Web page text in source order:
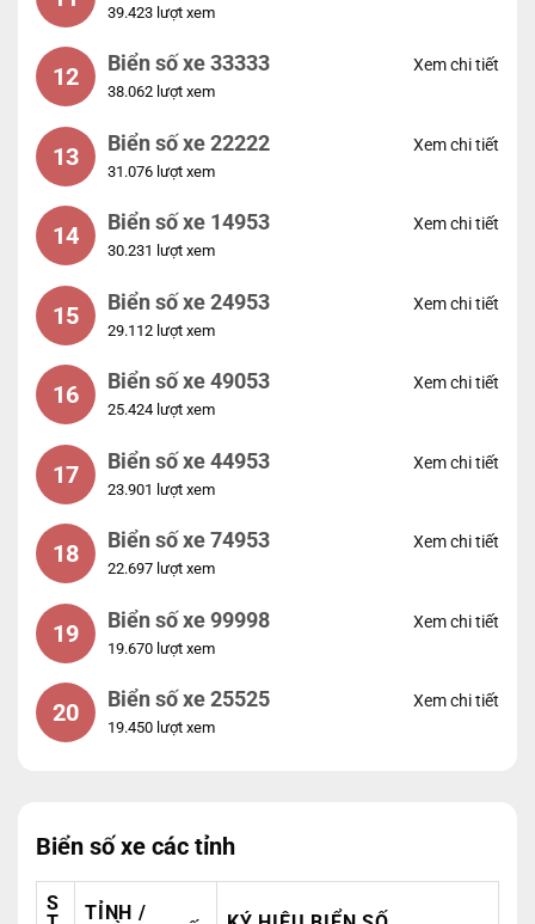
39.423 lượt xem
12 Biển số xe 33333
38.062 lượt xem
Xem chi tiết
13 Biển số xe 22222
31.076 lượt xem
Xem chi tiết
14 Biển số xe 14953
30.231 lượt xem
Xem chi tiết
15 Biển số xe 24953
29.112 lượt xem
Xem chi tiết
16 Biển số xe 49053
25.424 lượt xem
Xem chi tiết
17 Biển số xe 44953
23.901 lượt xem
Xem chi tiết
18 Biển số xe 74953
22.697 lượt xem
Xem chi tiết
19 Biển số xe 99998
19.670 lượt xem
Xem chi tiết
20 Biển số xe 25525
19.450 lượt xem
Xem chi tiết
Biển số xe các tỉnh
S
TỈNH /